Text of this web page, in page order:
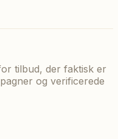
tilbud, der faktisk er
og verificerede